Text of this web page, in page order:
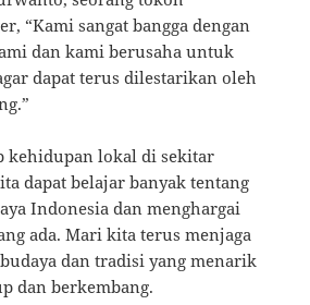
“Kami sangat bangga dengan
dan kami berusaha untuk
dapat terus dilestarikan oleh
kehidupan lokal di sekitar
dapat belajar banyak tentang
Indonesia dan menghargai
ada. Mari kita terus menjaga
dan tradisi yang menarik
dan berkembang.